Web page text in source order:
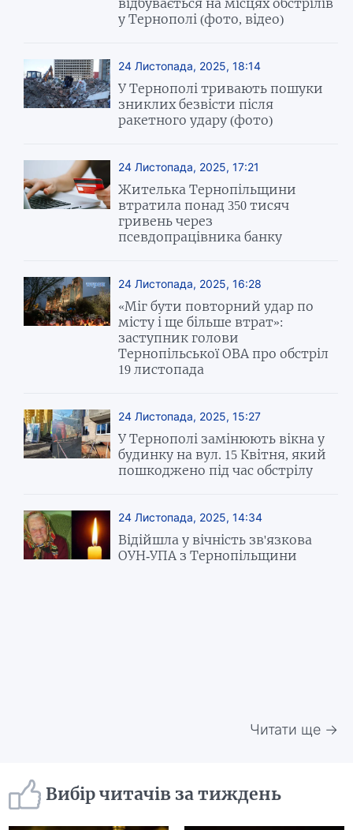
у Тернополі (фото, відео)
24 Листопада, 2025, 18:14
У Тернополі тривають пошуки
зниклих безвісти після
ракетного удару (фото)
24 Листопада, 2025, 17:21
Жителька Тернопільщини
втратила понад 350 тисяч
гривень через
псевдопрацівника банку
24 Листопада, 2025, 16:28
«Міг бути повторний удар по
місту і ще більше втрат»:
заступник голови
Тернопільської ОВА про обстріл
19 листопада
24 Листопада, 2025, 15:27
У Тернополі замінюють вікна у
будинку на вул. 15 Квітня, який
пошкоджено під час обстрілу
24 Листопада, 2025, 14:34
Відійшла у вічність зв'язкова
ОУН-УПА з Тернопільщини
Читати ще →
Вибір читачів за тиждень